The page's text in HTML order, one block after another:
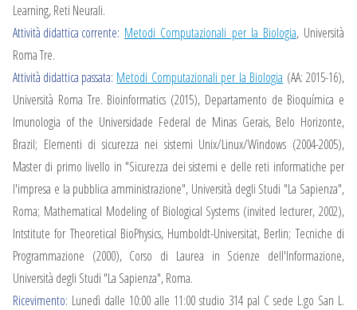
Learning, Reti Neurali.
Attività didattica corrente: Metodi Computazionali per la Biologia, Università
Roma Tre.
Attività didattica passata: Metodi Computazionali per la Biologia (AA: 2015-16),
Università Roma Tre. Bioinformatics (2015), Departamento de Bioquímica e
Imunologia of the Universidade Federal de Minas Gerais, Belo Horizonte,
Brazil; Elementi di sicurezza nei sistemi Unix/Linux/Windows (2004-2005),
Master di primo livello in "Sicurezza dei sistemi e delle reti informatiche per
l'impresa e la pubblica amministrazione", Università degli Studi "La Sapienza",
Roma; Mathematical Modeling of Biological Systems (invited lecturer, 2002),
Intstitute for Theoretical BioPhysics, Humboldt-Universität, Berlin; Tecniche di
Programmazione (2000), Corso di Laurea in Scienze dell'Informazione,
Università degli Studi "La Sapienza", Roma.
Ricevimento: Lunedì dalle 10:00 alle 11:00 studio 314 pal C sede L.go San L.